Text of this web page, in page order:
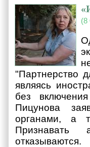
(8
"Партнерство
являясь
без
Пицунова
органами, а
Признавать
отказываются.